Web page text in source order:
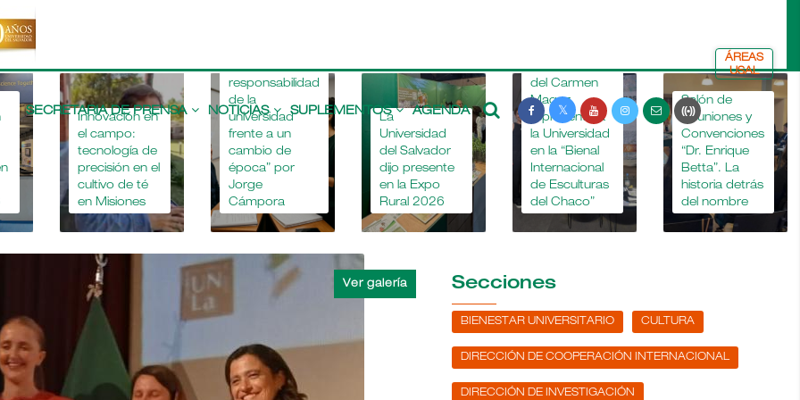
Main
navigation
SECRETARIA DE PRENSA NOTICIAS SUPLEMENTOS AGENDA
ÁREAS
USAL
Innovación en
el campo:
tecnología de
precisión en el
cultivo de té
en Misiones
“La
responsabilidad
de la
universidad
frente a un
cambio de
época” por
Jorge
Cámpora
La
Universidad
del Salvador
dijo presente
en la Expo
Rural 2026
La Dra. María
del Carmen
Magaz
representó a
la Universidad
en la “Bienal
Internacional
de Esculturas
del Chaco”
Salón de
Reuniones y
Convenciones
“Dr. Enrique
Betta”. La
historia detrás
del nombre
Secciones
BIENESTAR UNIVERSITARIO CULTURA
DIRECCIÓN DE COOPERACIÓN INTERNACIONAL
DIRECCIÓN DE INVESTIGACIÓN